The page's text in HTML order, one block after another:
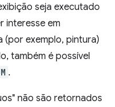
seja executado
interesse em
(por exemplo, pintura)
também é possível
.
não são retornados